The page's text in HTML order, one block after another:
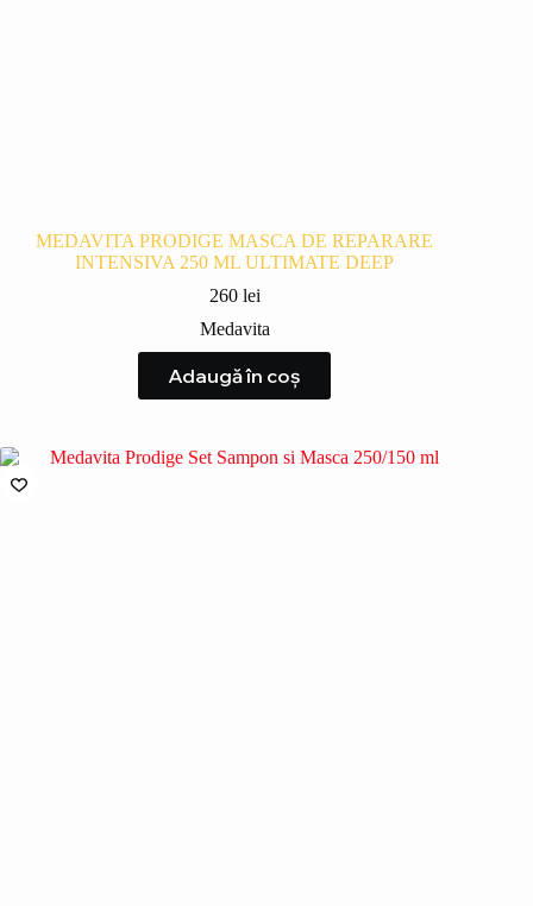
MEDAVITA PRODIGE MASCA DE REPARARE
INTENSIVA 250 ML ULTIMATE DEEP
260 lei
Medavita
Adaugă în coș